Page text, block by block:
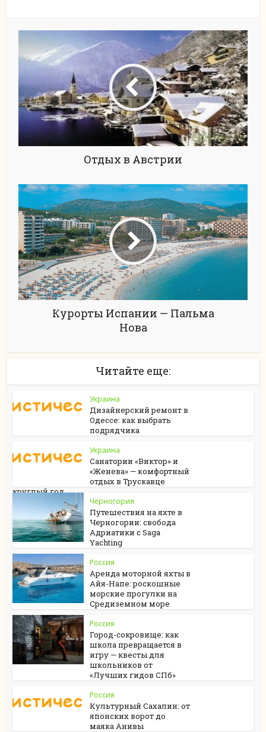
Отдых в Австрии
Курорты Испании — Пальма
Нова
Читайте еще:
Украина
Дизайнерский ремонт в
Одессе: как выбрать
подрядчика
Украина
Санатории «Виктор» и
«Женева» — комфортный
отдых в Трускавце
круглый год
Черногория
Путешествия на яхте в
Черногории: свобода
Адриатики с Saga
Yachting
Россия
Аренда моторной яхты в
Айя-Напе: роскошные
морские прогулки на
Средиземном море
Россия
Город-сокровище: как
школа превращается в
игру — квесты для
школьников от
«Лучших гидов СПб»
Россия
Культурный Сахалин: от
японских ворот до
маяка Анивы